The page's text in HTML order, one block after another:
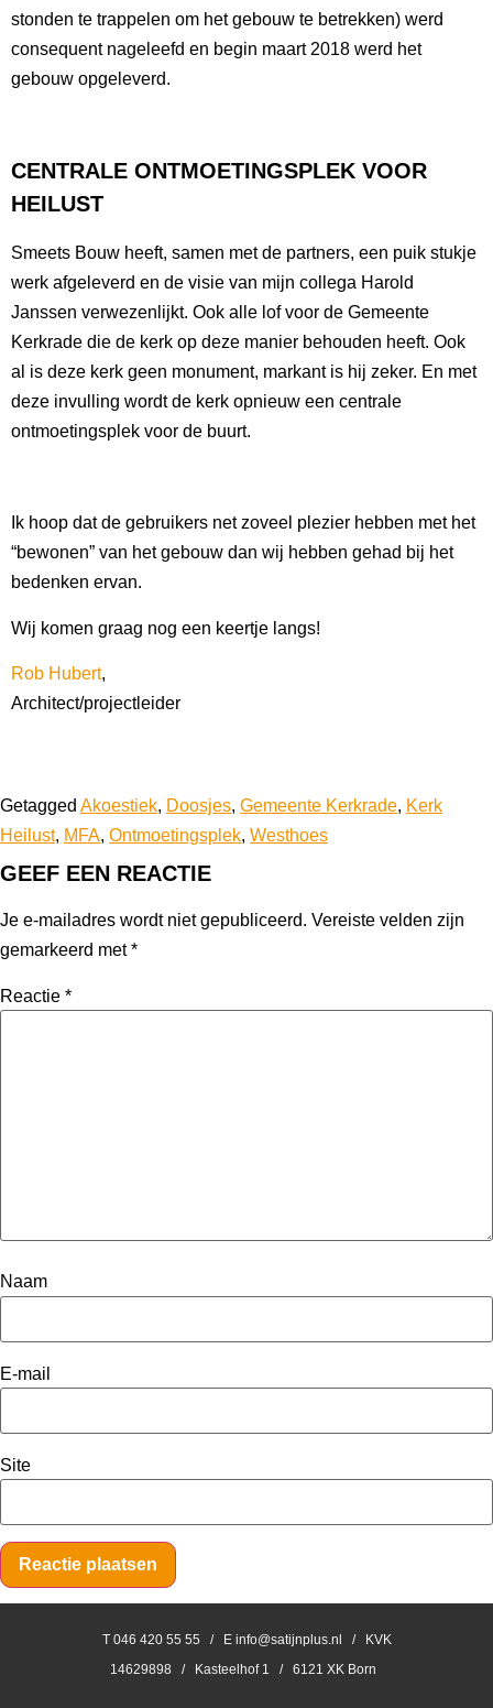
stonden te trappelen om het gebouw te betrekken) werd
consequent nageleefd en begin maart 2018 werd het
gebouw opgeleverd.
CENTRALE ONTMOETINGSPLEK VOOR
HEILUST
Smeets Bouw heeft, samen met de partners, een puik stukje
werk afgeleverd en de visie van mijn collega Harold
Janssen verwezenlijkt. Ook alle lof voor de Gemeente
Kerkrade die de kerk op deze manier behouden heeft. Ook
al is deze kerk geen monument, markant is hij zeker. En met
deze invulling wordt de kerk opnieuw een centrale
ontmoetingsplek voor de buurt.
Ik hoop dat de gebruikers net zoveel plezier hebben met het
“bewonen” van het gebouw dan wij hebben gehad bij het
bedenken ervan.
Wij komen graag nog een keertje langs!
Rob Hubert,
Architect/projectleider
Getagged Akoestiek, Doosjes, Gemeente Kerkrade, Kerk
Heilust, MFA, Ontmoetingsplek, Westhoes
GEEF EEN REACTIE
Je e-mailadres wordt niet gepubliceerd. Vereiste velden zijn
gemarkeerd met*
Reactie *
Naam
E-mail
Site
T 046 420 55 55 / E info@satijnplus.nl / KVK
14629898 / Kasteelhof 1 / 6121 XK Born